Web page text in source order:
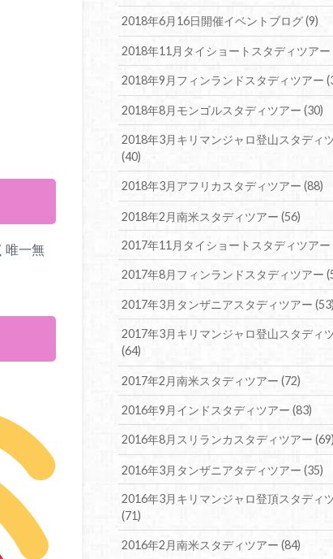
唯一無
2018年6月16日開催イベントブログ(9)
2018年11月タイショートスタディツアー
2018年9月フィンランドスタディツアー
2018年8月モンゴルスタディツアー(30)
2018年3月キリマンジャロ登山スタディ
(40)
2018年3月アフリカスタディツアー(88)
2018年2月南米スタディツアー(56)
2017年11月タイショートスタディツアー
2017年8月フィンランドスタディツアー
2017年3月タンザニアスタディツアー(53)
2017年3月キリマンジャロ登山スタディ
(64)
2017年2月南米スタディツアー(72)
2016年9月インドスタディツアー(83)
2016年8月スリランカスタディツアー(69)
2016年3月タンザニアタディツアー(35)
2016年3月キリマンジャロ登頂スタディ
(71)
2016年2月南米スタディツアー(84)